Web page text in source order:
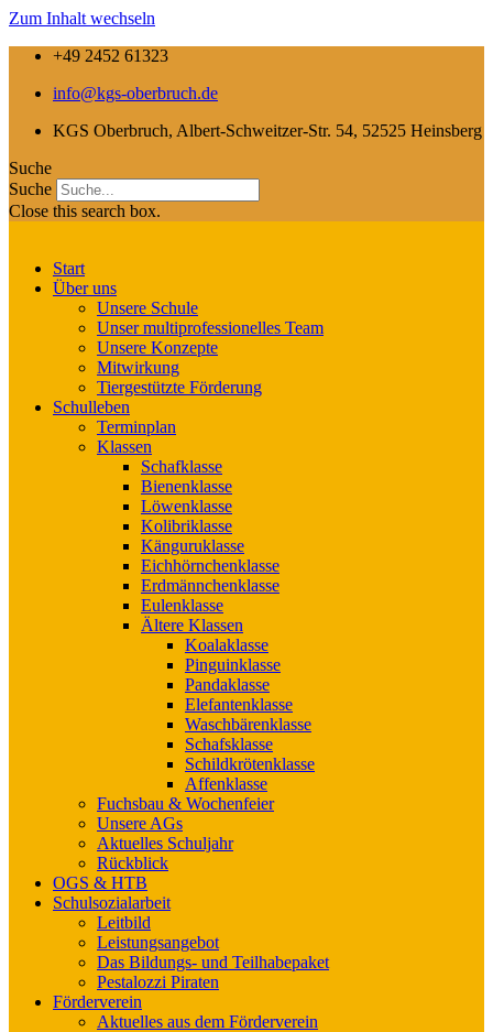
Zum Inhalt wechseln
+49 2452 61323
info@kgs-oberbruch.de
KGS Oberbruch, Albert-Schweitzer-Str. 54, 52525 Heinsberg
Suche
Suche
Close this search box.
Start
Über uns
Unsere Schule
Unser multiprofessionelles Team
Unsere Konzepte
Mitwirkung
Tiergestützte Förderung
Schulleben
Terminplan
Klassen
Schafklasse
Bienenklasse
Löwenklasse
Kolibriklasse
Känguruklasse
Eichhörnchenklasse
Erdmännchenklasse
Eulenklasse
Ältere Klassen
Koalaklasse
Pinguinklasse
Pandaklasse
Elefantenklasse
Waschbärenklasse
Schafsklasse
Schildkrötenklasse
Affenklasse
Fuchsbau & Wochenfeier
Unsere AGs
Aktuelles Schuljahr
Rückblick
OGS & HTB
Schulsozialarbeit
Leitbild
Leistungsangebot
Das Bildungs- und Teilhabepaket
Pestalozzi Piraten
Förderverein
Aktuelles aus dem Förderverein